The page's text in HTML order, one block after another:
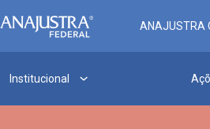
ANAJUSTRA
Institucional